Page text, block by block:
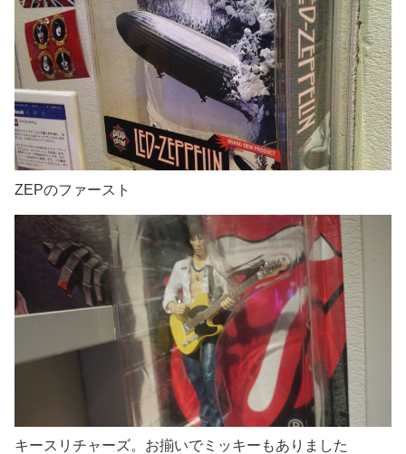
ZEPのファースト
キースリチャーズ。お揃いでミッキーもありました